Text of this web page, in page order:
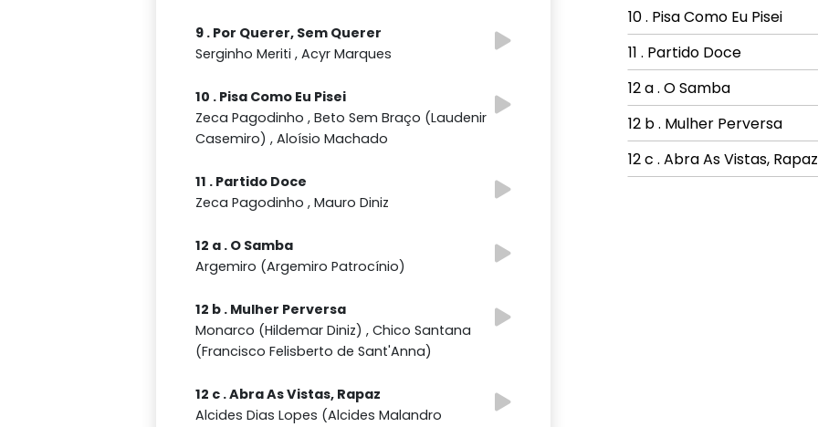
9 . Por Querer, Sem Querer
Serginho Meriti , Acyr Marques
10 . Pisa Como Eu Pisei
Zeca Pagodinho , Beto Sem Braço (Laudenir
Casemiro) , Aloísio Machado
11 . Partido Doce
Zeca Pagodinho , Mauro Diniz
12 a . O Samba
Argemiro (Argemiro Patrocínio)
12 b . Mulher Perversa
Monarco (Hildemar Diniz) , Chico Santana
(Francisco Felisberto de Sant'Anna)
12 c . Abra As Vistas, Rapaz
Alcides Dias Lopes (Alcides Malandro
10 . Pisa Como Eu Pisei
11 . Partido Doce
12 a . O Samba
12 b . Mulher Perversa
12 c . Abra As Vistas, Rapaz